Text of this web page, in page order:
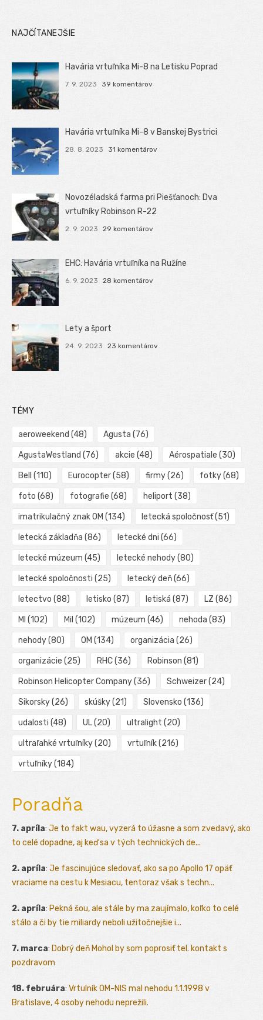
NAJČÍTANEJŠIE
Havária vrtuľníka Mi-8 na Letisku Poprad
7. 9. 2023 39 komentárov
Havária vrtuľníka Mi-8 v Banskej Bystrici
28. 8. 2023 31 komentárov
Novozéladská farma pri Piešťanoch: Dva
vrtuľníky Robinson R-22
2. 9. 2023 29 komentárov
EHC: Havária vrtuľníka na Ružíne
6. 9. 2023 28 komentárov
Lety a šport
24. 9. 2023 23 komentárov
TÉMY
aeroweekend (48) Agusta (76)
AgustaWestland (76) akcie (48) Aérospatiale (30)
Bell (110) Eurocopter(58) firmy(26) fotky(68)
foto (68) fotografie (68) heliport (38)
imatrikulačný znak OM (134) letecká spoločnosť(51)
letecká základňa (86) letecké dni (66)
letecké múzeum (45) letecké nehody(80)
letecké spoločnosti (25) letecký deň(66)
letectvo (88) letisko (87) letiská (87) LZ (86)
MI (102) Mil (102) múzeum (46) nehoda (83)
nehody(80) OM (134) organizácia (26)
organizácie (25) RHC(36) Robinson (81)
Robinson Helicopter Company(36) Schweizer(24)
Sikorsky(26) skúšky(21) Slovensko (136)
udalosti (48) UL(20) ultralight (20)
ultraľahké vrtuľníky(20) vrtuľník(216)
vrtuľníky(184)
Poradňa
7. apríla: Je to fakt wau, vyzerá to úžasne a som zvedavý, ako
to celé dopadne, aj keď sa v tých technických de...
2. apríla: Je fascinujúce sledovať, ako sa po Apollo 17 opäť
vraciame na cestu k Mesiacu, tentoraz však s techn...
2. apríla: Pekná šou, ale stále by ma zaujímalo, koľko to celé
stálo a či by tie miliardy neboli užitočnejšie i...
7. marca: Dobrý deň Mohol by som poprosiť tel. kontakt s
pozdravom
18. februára: Vrtulník OM-NIS mal nehodu 1.1.1998 v
Bratislave, 4 osoby nehodu neprežili.